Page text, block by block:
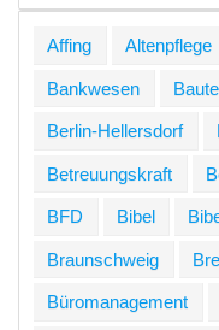
Affing Altenpflege
Bankwesen
Berlin-Hellersdorf
Betreuungskraft
BFD Bibel
Braunschweig
Büromanagement